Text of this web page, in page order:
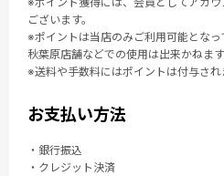
ございます。
※ポイントは当店のみご利用可能とな
秋葉原店舗などでの使用は出来かねます
※送料や手数料にはポイントは付与され
お支払い方法
・銀行振込
・クレジット決済